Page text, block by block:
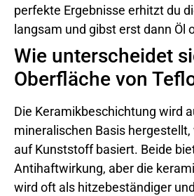
perfekte Ergebnisse erhitzt du
langsam und gibst erst dann Öl
Wie unterscheidet
Oberfläche von
Die Keramikbeschichtung wird
mineralischen Basis
auf Kunststoff basiert. Beide
Antihaftwirkung, aber die
wird oft als hitzebeständiger und